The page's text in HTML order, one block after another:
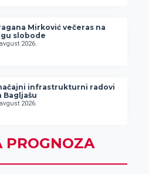
Mirković večeras na
slobode
2026.
infrastrukturni radovi
Bagljašu
2026.
PROGNOZA